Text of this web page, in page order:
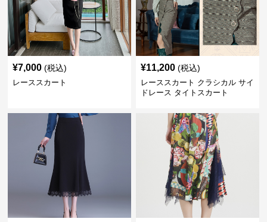
¥7,000 (税込)
レーススカート
¥11,200 (税込)
レーススカート クラシカル サイ
ドレース タイトスカート